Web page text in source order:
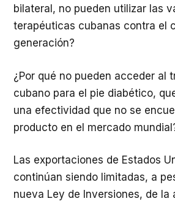
bilateral, no pueden utilizar las
terapéuticas cubanas contra el
generación?
¿Por qué no pueden acceder al
cubano para el pie diabético,
una efectividad que no se
producto en el mercado
Las exportaciones de Estados
continúan siendo limitadas, a
nueva Ley de Inversiones, de la